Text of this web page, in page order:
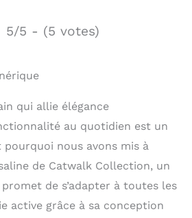
5/5 - (5 votes)
qui allie élégance
au quotidien est un
pourquoi nous avons mis à
de Catwalk Collection, un
de s’adapter à toutes les
active grâce à sa conception